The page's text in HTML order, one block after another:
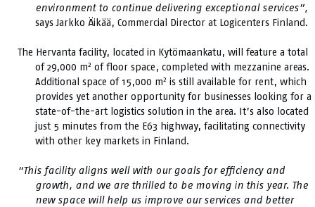
environment to continue delivering exceptional services”,
says Jarkko Äikää, Commercial Director at Logicenters Finland.
The Hervanta facility, located in Kytömaankatu, will feature a total
of 29,000 m2 of floor space, completed with mezzanine areas.
Additional space of 15,000 m2 is still available for rent, which
provides yet another opportunity for businesses looking for a
state-of-the-art logistics solution in the area. It’s also located
just 5 minutes from the E63 highway, facilitating connectivity
with other key markets in Finland.
“This facility aligns well with our goals for efficiency and
growth, and we are thrilled to be moving in this year. The
new space will help us improve our services and better